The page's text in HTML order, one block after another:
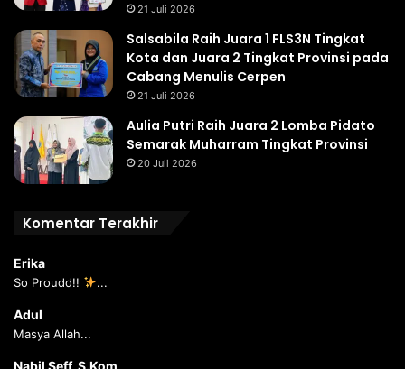
21 Juli 2026
Salsabila Raih Juara 1 FLS3N Tingkat
Kota dan Juara 2 Tingkat Provinsi pada
Cabang Menulis Cerpen
21 Juli 2026
Aulia Putri Raih Juara 2 Lomba Pidato
Semarak Muharram Tingkat Provinsi
20 Juli 2026
Komentar Terakhir
Erika
So Proudd!! ...
Adul
Masya Allah...
Nabil Seff, S.Kom